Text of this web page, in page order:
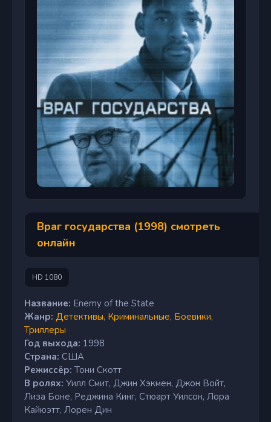
Враг государства (1998) смотреть
онлайн
HD 1080
Название: Enemy of the State
Жанр: Детективы, Криминальные, Боевики,
Триллеры
Год выхода: 1998
Страна: США
Режиссёр: Тони Скотт
В ролях: Уилл Смит, Джин Хэкмен, Джон Войт,
Лиза Боне, Реджина Кинг, Стюарт Уилсон, Лора
Кайюэтт, Лорен Дин